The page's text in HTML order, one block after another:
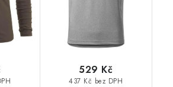
437 Kč bez DPH
529 Kč